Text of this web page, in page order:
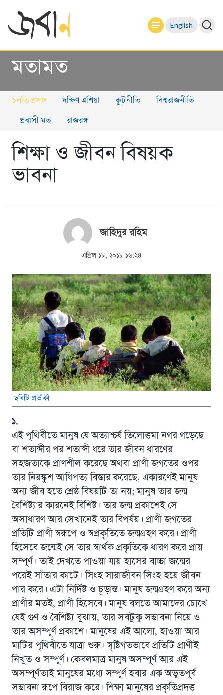
English
মতামত
চলতি প্রসঙ্গ দক্ষিণ এশিয়া কূটনীতি বিশ্বরাজনীতি
প্রবাসী মত রাজরঙ্গ
শিক্ষা ও জীবন বিষয়ক
ভাবনা
জাহিদুর রহিম
এপ্রিল ১৮, ২০১৮ ১৬:২৪
ছবিটি প্রতীকী
১.
এই পৃথিবীতে মানুষ যে অত্যাশ্চর্য তিলোত্তমা নগর গড়েছে
বা শতাব্দীর পর শতাব্দী ধরে তার জীবন ধারণের
সহজতাকে প্রাণশীল করেছে অথবা প্রাণী জগতের ওপর
তার নিরঙ্কুশ আধিপত্য বিস্তার করেছে, একারণেই মানুষ
অন্য জীব হতে শ্রেষ্ঠ বিষয়টি তা নয়; মানুষ তার জন্ম
বৈশিষ্ট্য’র কারনেই বিশিষ্ট। তার জন্ম প্রকাশেই সে
অসাধারণ আর সেখানেই তার বিপর্যয়। প্রাণী জগতের
প্রতিটি প্রাণী স্বরূপে ও স্বপ্রকৃতিতে জন্মগ্রহণ করে। প্রাণী
হিসেবে জন্মেই সে তার স্বার্থক প্রকৃতিকে ধারণ করে প্রায়
সম্পূর্ণ। তাই দেখতে পাওয়া যায় হাসের বাচ্চা জন্মের
পরেই সাঁতার কাটে। সিংহ সারাজীবন সিংহ হয়ে জীবন
পার করে। এটা নির্দিষ্ট ও চূড়ান্ত। মানুষ জন্মগ্রহণ করে অন্য
প্রাণীর মতই, প্রাণী হিসেবে। মানুষ বলতে আমাদের চোখে
যেই গুণ ও বৈশিষ্ট্য বুঝায়, তার সবটুকু সম্ভাবনা নিয়ে ও
তার অসম্পূর্ণ প্রকাশে। মানুষের এই আলো, হাওয়া আর
মাটির পৃথিবীতে যাত্রা শুরু। সৃষ্টিগতভাবে প্রতিটি প্রাণীই
নিখুত ও সম্পূর্ণ। কেবলমাত্র মানুষ অসম্পূর্ণ আর এই
অসম্পূর্ণতাই মানুষের মধ্যে সম্পূর্ণ হবার এক অভূতপূর্ব
সম্ভাবনা রূপে বিরাজ করে। শিক্ষা মানুষের প্রকৃতিপ্রদত্ত